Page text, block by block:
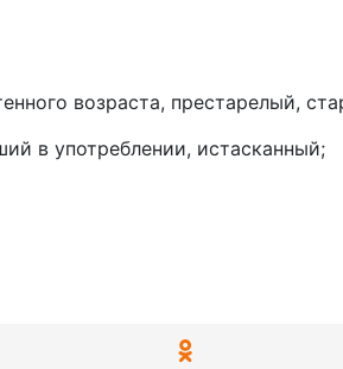
возраста, престарелый,
в употреблении, истасканный;